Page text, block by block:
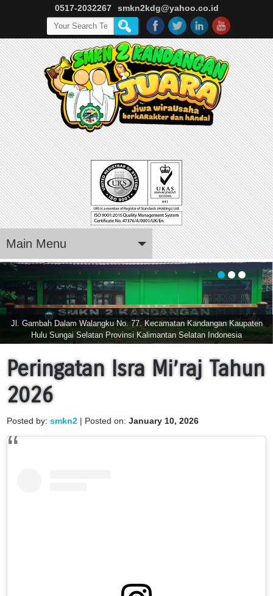
0517-2032267 smkn2kdg@yahoo.co.id
Main Menu
Jl. Gambah Dalam Walangku No. 77. Kecamatan Kandangan Kaupaten
Hulu Sungai Selatan Provinsi Kalimantan Selatan Indonesia
Peringatan Isra Mi’raj Tahun
2026
Posted by:smkn2 | Posted on:January 10, 2026